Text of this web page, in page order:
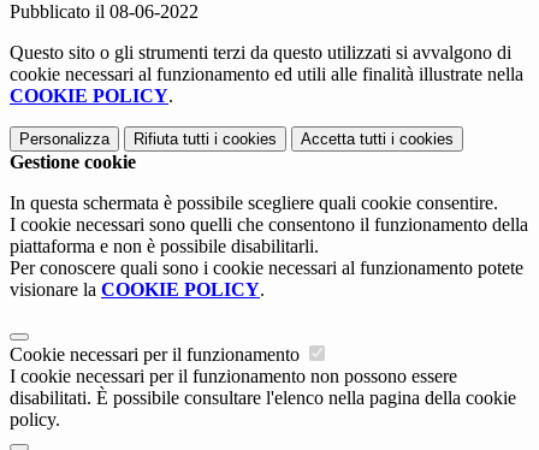
Pubblicato il 08-06-2022
Questo sito o gli strumenti terzi da questo utilizzati si avvalgono di
cookie necessari al funzionamento ed utili alle finalità illustrate nella
COOKIE POLICY.
Personalizza Rifiuta tutti i cookies Accetta tutti i cookies
Gestione cookie
In questa schermata è possibile scegliere quali cookie consentire.
I cookie necessari sono quelli che consentono il funzionamento della
piattaforma e non è possibile disabilitarli.
Per conoscere quali sono i cookie necessari al funzionamento potete
visionare la COOKIE POLICY.
Cookie necessari per il funzionamento
I cookie necessari per il funzionamento non possono essere
disabilitati. È possibile consultare l'elenco nella pagina della cookie
policy.